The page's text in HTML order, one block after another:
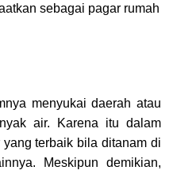
sebagai pagar rumah
menyukai daerah atau
air. Karena itu dalam
terbaik bila ditanam di
Meskipun demikian,